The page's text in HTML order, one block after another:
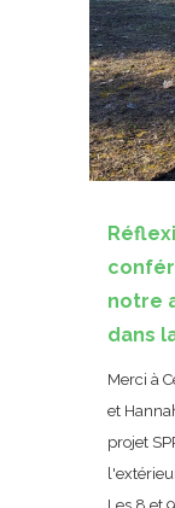
notre
dans
Merci à
et
projet